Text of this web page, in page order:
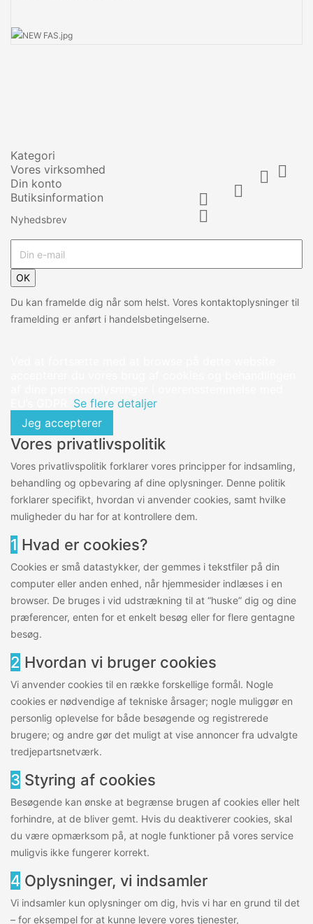
Kategori

Vores virksomhed 
Din konto 
Butiksinformation


Nyhedsbrev
OK
Du kan framelde dig når som helst. Vores kontaktoplysninger til
framelding er anført i handelsbetingelserne.
Se flere detaljer
Jeg accepterer
Vores privatlivspolitik
Vores privatlivspolitik forklarer vores principper for indsamling,
behandling og opbevaring af dine oplysninger. Denne politik
forklarer specifikt, hvordan vi anvender cookies, samt hvilke
muligheder du har for at kontrollere dem.
1 Hvad er cookies?
Cookies er små datastykker, der gemmes i tekstfiler på din
computer eller anden enhed, når hjemmesider indlæses i en
browser. De bruges i vid udstrækning til at “huske” dig og dine
præferencer, enten for et enkelt besøg eller for flere gentagne
besøg.
2 Hvordan vi bruger cookies
Vi anvender cookies til en række forskellige formål. Nogle
cookies er nødvendige af tekniske årsager; nogle muliggør en
personlig oplevelse for både besøgende og registrerede
brugere; og andre gør det muligt at vise annoncer fra udvalgte
tredjepartsnetværk.
3 Styring af cookies
Besøgende kan ønske at begrænse brugen af cookies eller helt
forhindre, at de bliver gemt. Hvis du deaktiverer cookies, skal
du være opmærksom på, at nogle funktioner på vores service
muligvis ikke fungerer korrekt.
4 Oplysninger, vi indsamler
Vi indsamler kun oplysninger om dig, hvis vi har en grund til det
– for eksempel for at kunne levere vores tjenester,